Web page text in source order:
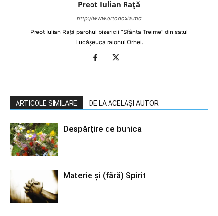
Preot Iulian Raţă
http://www.ortodoxia.md
Preot Iulian Rață parohul bisericii ”Sfânta Treime” din satul
Lucășeuca raionul Orhei.
ARTICOLE SIMILARE DE LA ACELAȘI AUTOR
Despărțire de bunica
Materie şi (fără) Spirit